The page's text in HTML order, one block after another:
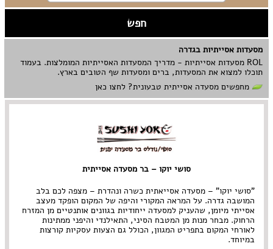
מסעדות אסייתיות בגדרה
ROL מסעדות אסייתיות - מדריך המסעדות האסייתיות המומלצות. בעמוד
תוכלו למצוא את המסעדות, ברים ומסעדות שף הטובים בארץ.
מחפשים מסעדה אסייתית טבעונית? לחצו כאן
סושי יוקו – בר מסעדה אסייתית
"סושי יוקו" – מסעדה אסייאתית כשרה ונהדרת – מצפה לכם בלב
המושבה גדרה. על המראה המקורי והיפה של המקום הופקד מעצב
אסייתי מיומן, שהעניק למסעדה ייחודיות בגוונים אותנטיים מן המזרח
הרחוק. מבחר מנות מן המטבח הסיני, התאילנדי והיפני ממתינות
לאורחי המקום בתפריט המגוון, הכולל גם הצעות עסקיות קורצות
במיוחד.